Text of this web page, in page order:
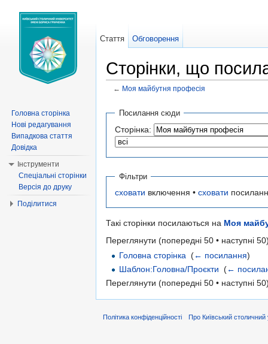
Сторінки, що
← Моя майбутня професія
Посилання сюди
Сторінка:
Фільтри
сховати включення • сховати
Такі сторінки посилаються на Моя
Переглянути (попередні 50 • наступні
Головна сторінка (← посилання)
Шаблон:Головна/Проєкти
(←
Переглянути (попередні 50 • наступні
Стаття Обговорення
Головна сторінка
Нові редагування
Випадкова стаття
Довідка
Інструменти
Спеціальні сторінки
Версія до друку
Поділитися
Політика конфіденційності Про Київський столичний